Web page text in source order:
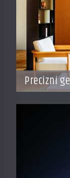
Precizní